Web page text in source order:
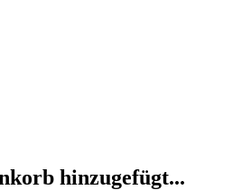
hinzugefügt...